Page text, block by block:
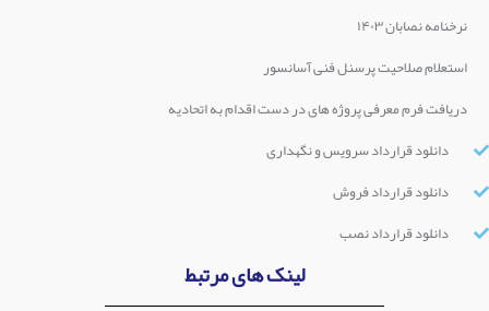
نرخنامه نصابان ۱۴۰۳
استعلام صلاحیت پرسنل فنی آسانسور
دریافت فرم معرفی پروژه های در دست اقدام به اتحادیه
دانلود قرارداد سرویس و نگهداری
دانلود قرارداد فروش
دانلود قرارداد نصب
لینک های مرتبط